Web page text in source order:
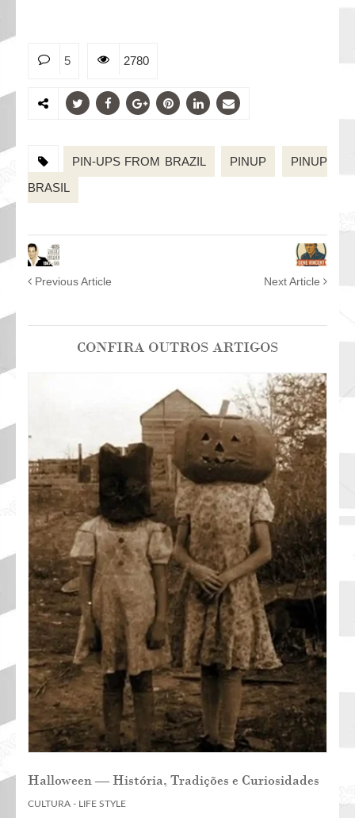
5 2780
PIN-UPS FROM BRAZIL PINUP
PINUP
BRASIL
Previous Article Next Article
CONFIRA OUTROS ARTIGOS
Halloween — História, Tradições e Curiosidades
CULTURA - LIFE STYLE